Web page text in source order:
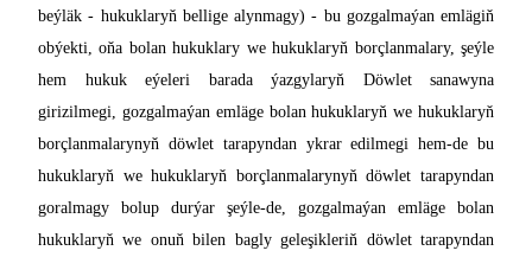
beýläk - hukuklaryň bellige alynmagy) - bu gozgalmaýan emlägiň
obýekti, oňa bolan hukuklary we hukuklaryň borçlanmalary, şeýle
hem hukuk eýeleri barada ýazgylaryň Döwlet sanawyna
girizilmegi, gozgalmaýan emläge bolan hukuklaryň we hukuklaryň
borçlanmalarynyň döwlet tarapyndan ykrar edilmegi hem-de bu
hukuklaryň we hukuklaryň borçlanmalarynyň döwlet tarapyndan
goralmagy bolup durýar şeýle-de, gozgalmaýan emläge bolan
hukuklaryň we onuň bilen bagly geleşikleriň döwlet tarapyndan